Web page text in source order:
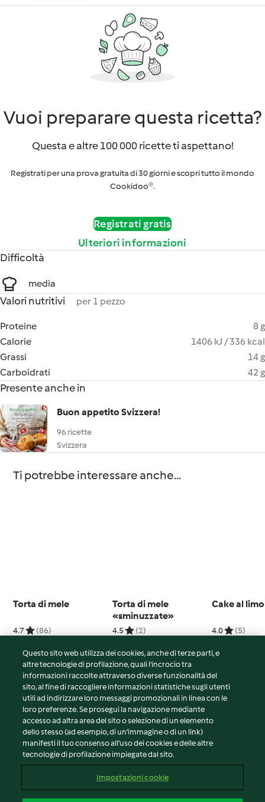
Vuoi preparare questa ricetta?
Questa e altre 100 000 ricette ti aspettano!
Registrati per una prova gratuita di 30 giorni e scopri tutto il mondo
Cookidoo®.
Registrati gratis
Ulteriori informazioni
Difficoltà
media
Valori nutritivi per 1 pezzo
Proteine
8 g
Calorie
1406 kJ / 336 kcal
Grassi
14 g
Carboidrati
42 g
Presente anche in
Buon appetito Svizzera!
96 ricette
Svizzera
Ti potrebbe interessare anche...
Torta di mele
4.7 (86)
Torta di mele
«sminuzzate»
4.5 (2)
Cake al
4.0 (5)
© Copyright 2026
Termini del servizio
Informativa sulla privacy
Avvertenze generali
Note legali
Contenuto del rapporto
Questo sito web utilizza dei cookies, anche di terze parti, e
altre tecnologie di profilazione, quali l’incrocio tra
informazioni raccolte attraverso diverse funzionalità del
sito, al fine di raccogliere informazioni statistiche sugli utenti
utili ad indirizzare loro messaggi promozionali in linea con le
loro preferenze. Se prosegui la navigazione mediante
accesso ad altra area del sito o selezione di un elemento
dello stesso (ad esempio, di un'immagine o di un link)
manifesti il tuo consenso all'uso dei cookies e delle altre
tecnologie di profilazione impiegate dal sito.
Impostazioni cookie